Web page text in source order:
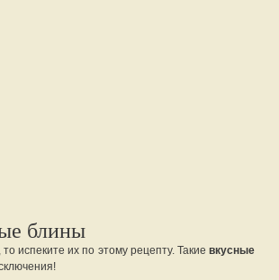
блины
испеките их по этому рецепту. Такие вкусные